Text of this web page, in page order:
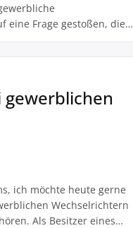
eine Frage gestoßen, die
da man so zusätzliche
ich möchte heute gerne
Wechselrichtern
Als Besitzer eines